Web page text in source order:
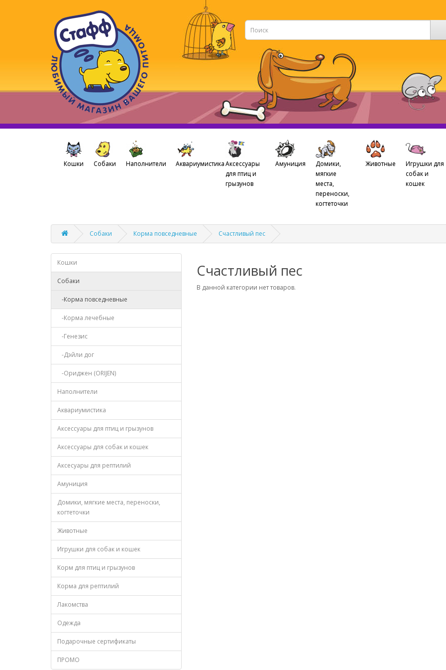
Кошки Собаки Наполнители АквариумистикаАксессуары
для птиц и
грызунов
Амуниция
Домики,
мягкие
места,
переноски,
когтеточки
Животные
Игрушки для
собак и
кошек
Собаки Корма повседневные Счастливый пес
Кошки
Собаки
-Корма повседневные
-Корма лечебные
-Генезис
-Дэйли дог
-Ориджен (ORIJEN)
Наполнители
Аквариумистика
Аксессуары для птиц и грызунов
Аксессуары для собак и кошек
Аксесуары для рептилий
Амуниция
Домики, мягкие места, переноски,
когтеточки
Животные
Игрушки для собак и кошек
Корм для птиц и грызунов
Корма для рептилий
Лакомства
Одежда
Подарочные сертификаты
ПРОМО
Счастливый пес
В данной категории нет товаров.